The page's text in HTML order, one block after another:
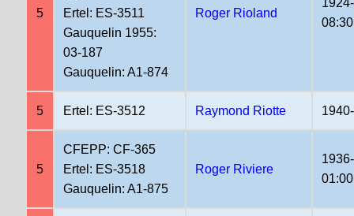
5
Ertel: ES-3511
Gauquelin 1955:
03-187
Gauquelin: A1-874
Roger Rioland
08:30
5 Ertel: ES-3512 Raymond Riotte
5
CFEPP: CF-365
Ertel: ES-3518
Gauquelin: A1-875
Roger Riviere
01:00